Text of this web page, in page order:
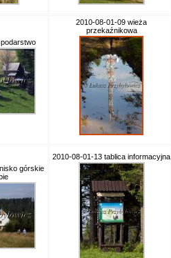
2010-08-01-09 wieża
przekaźnikowa
górskie
2010-08-01-13 tablica informacyjna